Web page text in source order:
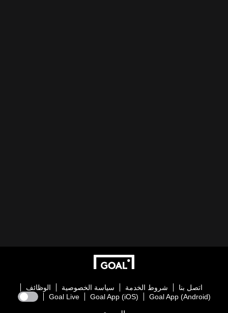
اتصل بنا شروط الخدمة سياسة الخصوصية
الوظائف
Goal App (Android)
Goal App (iOS)
Goal Live